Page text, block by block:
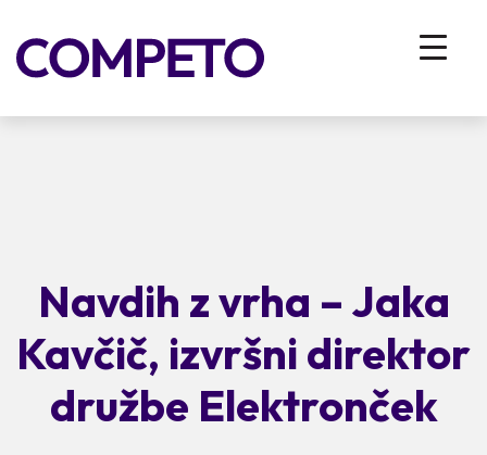
Navdih z vrha – Jaka
Kavčič, izvršni direktor
družbe Elektronček